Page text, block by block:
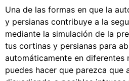
Una de las formas en que la
y persianas contribuye a la
mediante la simulación de la
tus cortinas y persianas para
automáticamente en diferentes
puedes hacer que parezca que